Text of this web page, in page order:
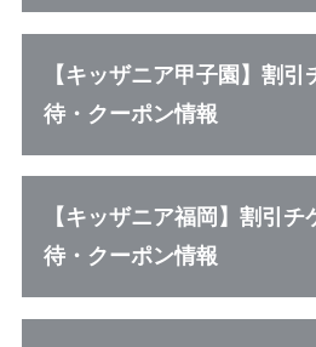
【キッザニア甲子園】割引
待・クーポン情報
【キッザニア福岡】割引チ
待・クーポン情報